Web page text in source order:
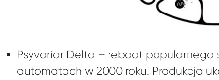
Psyvariar Delta – reboot popularnego
automatach w 2000 roku. Produkcja